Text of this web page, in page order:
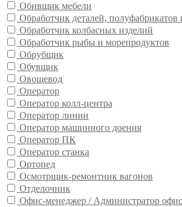
Обивщик мебели
Обработчик деталей, полуфабрикатов
Обработчик колбасных изделий
Обработчик рыбы и морепродуктов
Обрубщик
Обувщик
Овощевод
Оператор
Оператор колл-центра
Оператор линии
Оператор машинного доения
Оператор ПК
Оператор станка
Ортопед
Осмотрщик-ремонтник вагонов
Отделочник
Офис-менеджер / Администратор